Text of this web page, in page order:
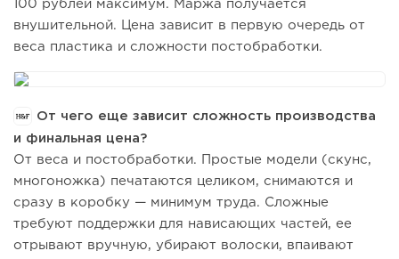
100 рублей максимум. Маржа получается
внушительной. Цена зависит в первую очередь от
веса пластика и сложности постобработки.
От чего еще зависит сложность производства
и финальная цена?
От веса и постобработки. Простые модели (скунс,
многоножка) печатаются целиком, снимаются и
сразу в коробку — минимум труда. Сложные
требуют поддержки для нависающих частей, ее
отрывают вручную, убирают волоски, впаивают